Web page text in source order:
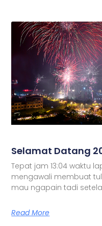
Selamat Datang
Tepat jam 13:04 waktu
mengawali membuat
mau ngapain tadi
Read More